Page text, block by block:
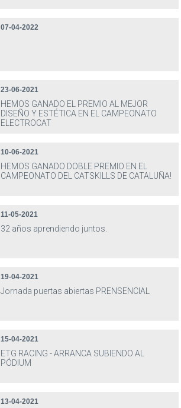
07-04-2022
23-06-2021
HEMOS GANADO EL PREMIO AL MEJOR
DISEÑO Y ESTÉTICA EN EL CAMPEONATO
ELECTROCAT
10-06-2021
HEMOS GANADO DOBLE PREMIO EN EL
CAMPEONATO DEL CATSKILLS DE CATALUÑA!
11-05-2021
32 años aprendiendo juntos.
19-04-2021
Jornada puertas abiertas PRENSENCIAL
15-04-2021
ETG RACING - ARRANCA SUBIENDO AL
PÓDIUM
13-04-2021